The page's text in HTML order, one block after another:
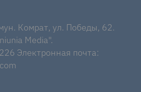
Комрат, ул. Победы, 62.
Media".
Электронная почта: